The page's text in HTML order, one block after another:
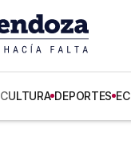
CULTURA DEPORTES